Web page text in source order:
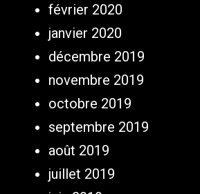
février 2020
janvier 2020
décembre 2019
novembre 2019
octobre 2019
septembre 2019
août 2019
juillet 2019